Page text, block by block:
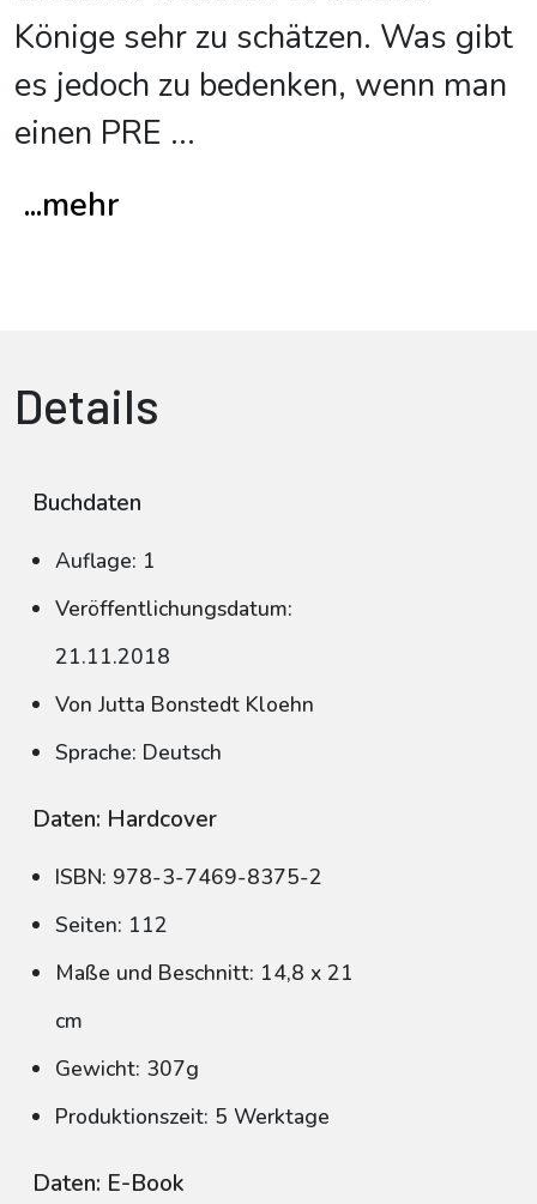
Könige sehr zu schätzen. Was gibt
es jedoch zu bedenken, wenn man
einen PRE ...
...mehr
Details
Buchdaten
Auflage: 1
Veröffentlichungsdatum:
21.11.2018
Von Jutta Bonstedt Kloehn
Sprache: Deutsch
Daten: Hardcover
ISBN: 978-3-7469-8375-2
Seiten: 112
Maße und Beschnitt: 14,8 x 21
cm
Gewicht: 307g
Produktionszeit: 5 Werktage
Daten: E-Book